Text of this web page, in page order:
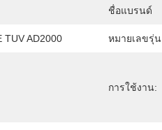
ชื่อแบรนด์
TUV AD2000 หมายเลขรุ่น
การใช้งาน: